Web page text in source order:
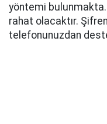
yöntemi
rahat olacaktır.
telefonunuzdan